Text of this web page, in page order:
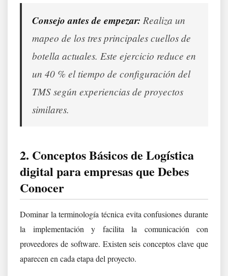
Consejo antes de empezar: Realiza un
mapeo de los tres principales cuellos de
botella actuales. Este ejercicio reduce en
un 40 % el tiempo de configuración del
TMS según experiencias de proyectos
similares.
2. Conceptos Básicos de Logística
digital para empresas que Debes
Conocer
Dominar la terminología técnica evita confusiones durante
la implementación y facilita la comunicación con
proveedores de software. Existen seis conceptos clave que
aparecen en cada etapa del proyecto.